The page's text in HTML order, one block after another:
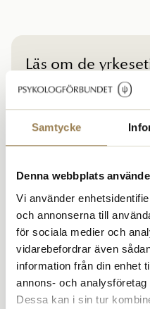
Samtycke
Denna webbplats
Vi använder
och annonserna till
för sociala medier och
vidarebefordrar även
information från din enhet
annons- och
Dessa kan i sin tur
Läs om de
Yrkesetiska principer för
Anmälan till
Etikrådet är
vända dig med klagomål
handlande. Etikrådet
psykologer som är
Läs om hur anmälan
arbete